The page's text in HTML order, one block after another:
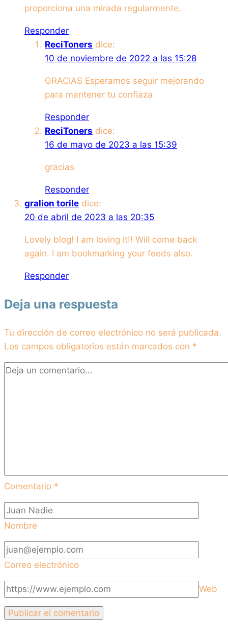
proporciona una mirada regularmente.
Responder
ReciToners dice:
10 de noviembre de 2022 a las 15:28
GRACIAS Esperamos seguir mejorando
para mantener tu confiaza
Responder
ReciToners dice:
16 de mayo de 2023 a las 15:39
gracias
Responder
gralion torile dice:
20 de abril de 2023 a las 20:35
Lovely blog! I am loving it!! Will come back
again. I am bookmarking your feeds also.
Responder
Deja una respuesta
Tu dirección de correo electrónico no será publicada.
Los campos obligatorios están marcados con *
Comentario *
Nombre
Correo electrónico
Web